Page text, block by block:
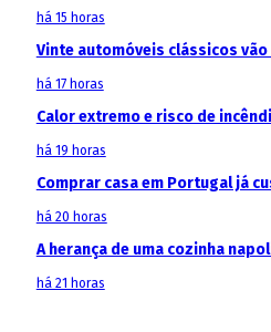
há 15 horas
Vinte automóveis clássicos
há 17 horas
Calor extremo e risco de
há 19 horas
Comprar casa em Portugal já
há 20 horas
A herança de uma cozinha
há 21 horas